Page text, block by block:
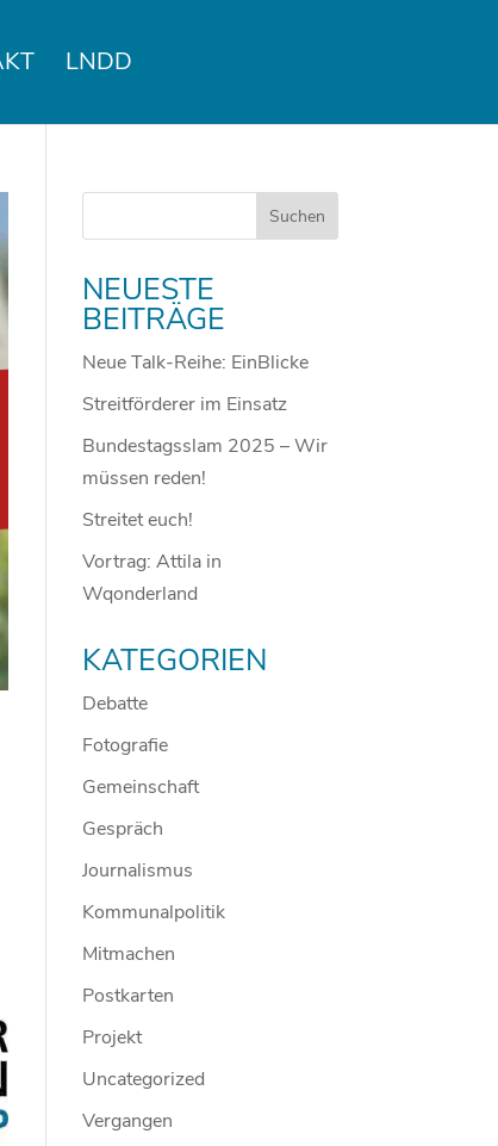
LNDD
NEUESTE
BEITRÄGE
Neue Talk-Reihe: EinBlicke
Streitförderer im Einsatz
Bundestagsslam 2025 – Wir
müssen reden!
Streitet euch!
Vortrag: Attila in
Wqonderland
KATEGORIEN
Debatte
Fotografie
Gemeinschaft
Gespräch
Journalismus
Kommunalpolitik
Mitmachen
Postkarten
Projekt
Uncategorized
Vergangen